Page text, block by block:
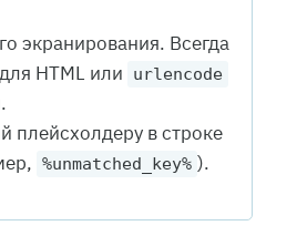
экранирования. Всегда
для HTML или urlencode
плейсхолдеру в строке
%unmatched_key% ).